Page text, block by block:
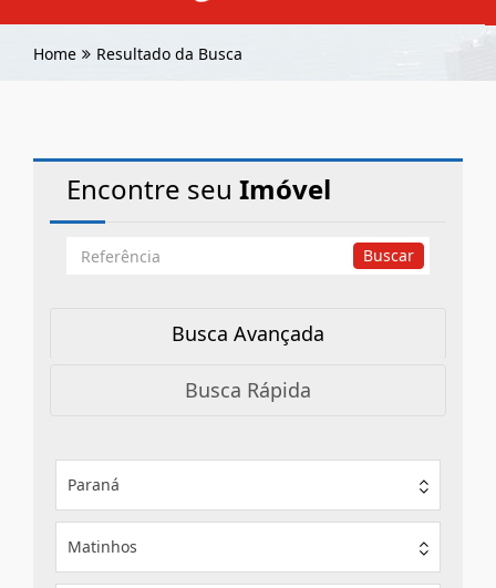
Home Resultado da Busca
Encontre seu Imóvel
Busca
Buscar
Busca Avançada
Busca Rápida
Paraná
Matinhos